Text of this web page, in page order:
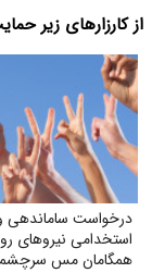
از کارزارهای زیر
درخواست
استخدامی نیروهای
همگامان مس